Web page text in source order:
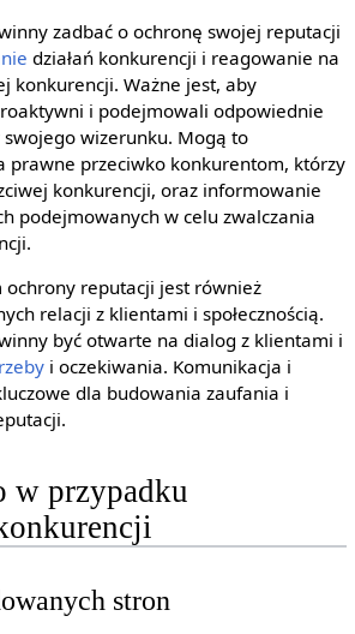
zadbać o ochronę swojej reputacji
działań konkurencji i reagowanie na
konkurencji. Ważne jest, aby
i podejmowali odpowiednie
wizerunku. Mogą to
prawne przeciwko konkurentom, którzy
konkurencji, oraz informowanie
podejmowanych w celu zwalczania
reputacji jest również
relacji z klientami i społecznością.
być otwarte na dialog z klientami i
i oczekiwania. Komunikacja i
dla budowania zaufania i
w przypadku
stron